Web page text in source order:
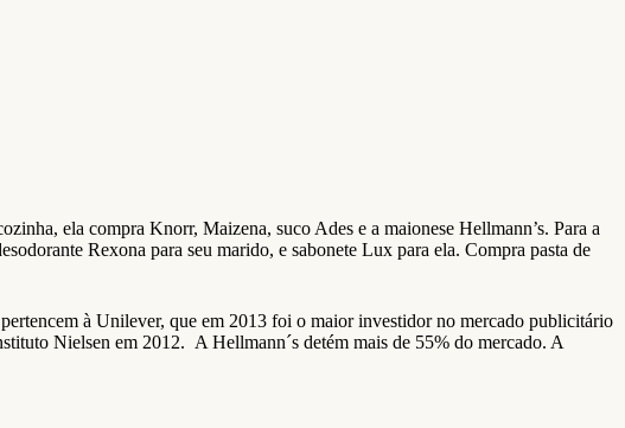
ela compra Knorr, Maizena, suco Ades e a maionese Hellmann’s. Para a
Rexona para seu marido, e sabonete Lux para ela. Compra pasta de
à Unilever, que em 2013 foi o maior investidor no mercado publicitário
Nielsen em 2012. A Hellmann´s detém mais de 55% do mercado. A